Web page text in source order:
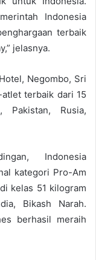
Indonesia
terbaik
jelasnya.
Negombo, Sri
terbaik dari 15
Pakistan, Rusia,
Indonesia
kategori Pro-Am
kelas 51 kilogram
Bikash Narah.
berhasil meraih